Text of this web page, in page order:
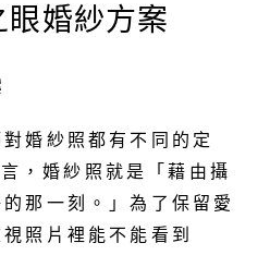
眼婚紗方案
紗照都有不同的定
，婚紗照就是「藉由攝
那一刻。」為了保留愛
照片裡能不能看到